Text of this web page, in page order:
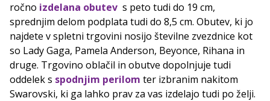
ročno izdelana obutev s peto tudi do 19 cm,
sprednjim delom podplata tudi do 8,5 cm. Obutev, ki jo
najdete v spletni trgovini nosijo številne zvezdnice kot
so Lady Gaga, Pamela Anderson, Beyonce, Rihana in
druge. Trgovino oblačil in obutve dopolnjuje tudi
oddelek s spodnjim perilom ter izbranim nakitom
Swarovski, ki ga lahko prav za vas izdelajo tudi po želji.